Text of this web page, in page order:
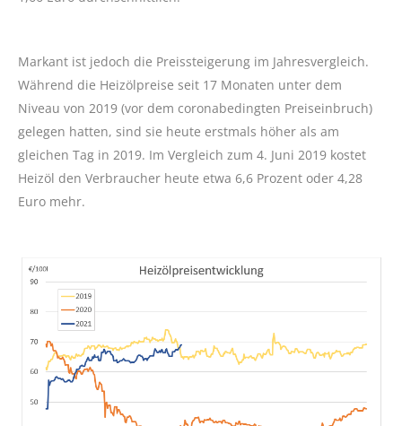
Markant ist jedoch die Preissteigerung im Jahresvergleich.
Während die Heizölpreise seit 17 Monaten unter dem
Niveau von 2019 (vor dem coronabedingten Preiseinbruch)
gelegen hatten, sind sie heute erstmals höher als am
gleichen Tag in 2019. Im Vergleich zum 4. Juni 2019 kostet
Heizöl den Verbraucher heute etwa 6,6 Prozent oder 4,28
Euro mehr.